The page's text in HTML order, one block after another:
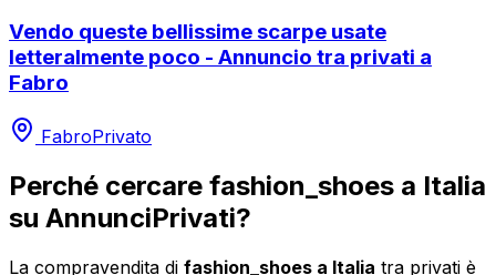
Vendo queste bellissime scarpe usate
letteralmente poco - Annuncio tra privati a
Fabro
FabroPrivato
Perché cercare fashion_shoes a Italia
su AnnunciPrivati?
La compravendita di fashion_shoes a Italia tra privati è